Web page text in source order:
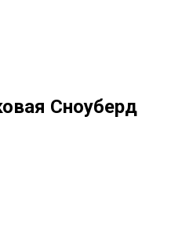
Сноуберд